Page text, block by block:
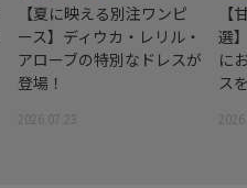
【夏に映える別注ワンピ
ース】ディウカ・レリル・
アローブの特別なドレスが
登場！
2026.07.23
【
選
に
ス